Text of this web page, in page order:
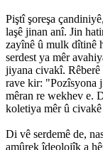
Piştî şoreşa
laşê jinan anî. Jin
zayînê û mulk dîtinê
serdest ya mêr
jiyana civakî.
rave kir: "Pozîsyona
mêran re wekhev e.
koletiya mêr û
Di vê serdemê de,
amûrek îdeolojîk a